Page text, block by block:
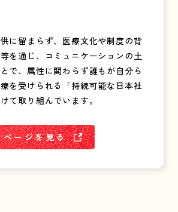
に留まらず、医療文化や制度の背
を通じ、コミュニケーションの土
で、属性に関わらず誰もが自分ら
を受けられる「持続可能な日本社
て取り組んでいます。
ページを見る